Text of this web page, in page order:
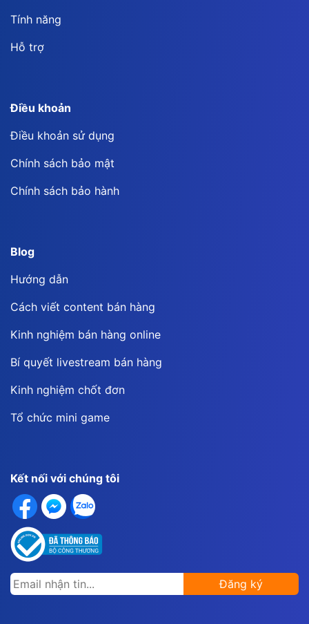
Tính năng
Hỗ trợ
Điều khoản
Điều khoản sử dụng
Chính sách bảo mật
Chính sách bảo hành
Blog
Hướng dẫn
Cách viết content bán hàng
Kinh nghiệm bán hàng online
Bí quyết livestream bán hàng
Kinh nghiệm chốt đơn
Tổ chức mini game
Kết nối với chúng tôi
Đăng ký